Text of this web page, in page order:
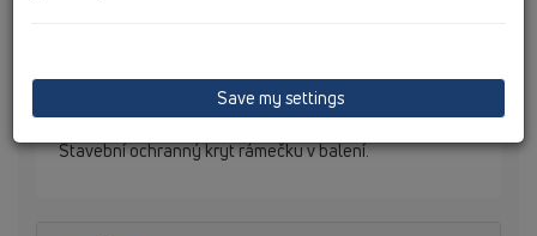
aretačním systémem pro vtokové mřížky, při kterém
odpadají problémy s uložením a zajištěním mřížky.
Stavební ochranný kryt rámečku v balení.
Save my settings